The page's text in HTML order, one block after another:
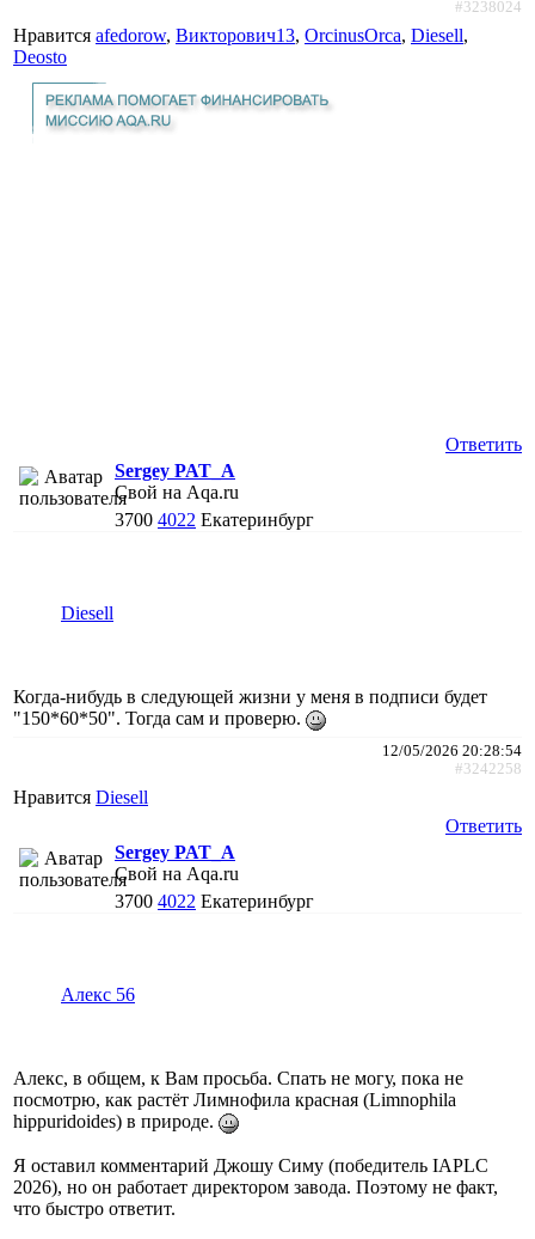
#3238024
Нравится afedorow, Викторович13, ОrcinusОrca, Diesell,
Deosto
Ответить
Sergey PAT_A
Свой на Aqa.ru
3700 4022 Екатеринбург
Diesell
Когда-нибудь в следующей жизни у меня в подписи будет
"150*60*50". Тогда сам и проверю.
12/05/2026 20:28:54
#3242258
Нравится Diesell
Ответить
Sergey PAT_A
Свой на Aqa.ru
3700 4022 Екатеринбург
Алекс 56
Алекс, в общем, к Вам просьба. Спать не могу, пока не
посмотрю, как растёт Лимнофила красная (Limnophila
hippuridoides) в природе.
Я оставил комментарий Джошу Симу (победитель IAPLC
2026), но он работает директором завода. Поэтому не факт,
что быстро ответит.